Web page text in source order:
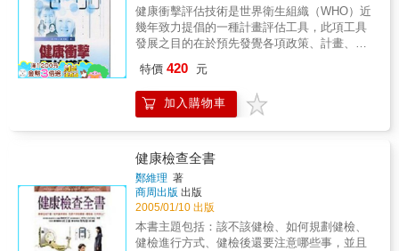
健康衝擊評估技術是世界衛生組織（WHO）近
幾年致力提倡的一種計畫評估工具，此項工具
發展之目的在於預先發覺各項政策、計畫、方
擊。歐洲地區國家（例如：英國、荷蘭）已將
健康衝擊評估技術實際應用於多項國家大型政
策的先期評估，以彌補現行環境影響評估之不
名國外案例，實際說明健康衝擊評估執行之步
驟與方法。本書適合環境規劃、公共衛生、城
鄉發展、公共政策、社區營造等相關領域的學
生及研究者參考。 在英國，健康衝擊評估
技術已被大量應用於社區總體營造相關實務工
作，用以評估該社區所將面臨的各項計畫，預
特價 420 元
加入購物車
健康檢查全書
鄭維理 著
商周出版 出版
2005/01/10 出版
本書主題包括：該不該健檢、如何規劃健檢、
健檢進行方式、健檢後還要注意哪些事，並且